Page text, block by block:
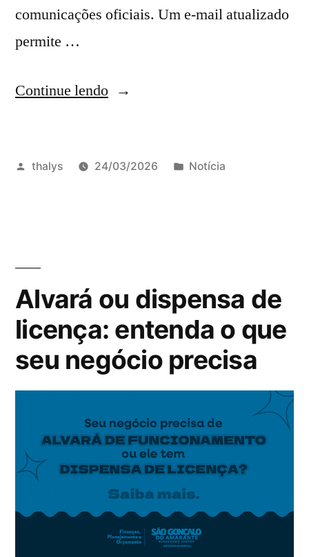
comunicações oficiais. Um e-mail atualizado
permite …
Continue lendo
thalys 24/03/2026 Notícia
Alvará ou dispensa de
licença: entenda o que
seu negócio precisa